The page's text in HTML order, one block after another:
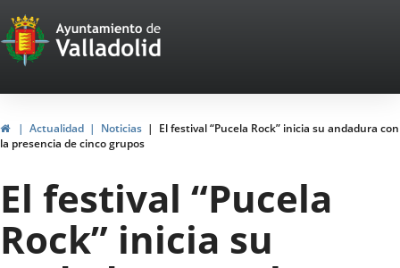
Portal
Web
del
Ayuntamiento
de
Valladolid
InicioActualidad Noticias
El festival “Pucela Rock” inicia su andadura con
la presencia de cinco grupos
El festival “Pucela
Rock” inicia su